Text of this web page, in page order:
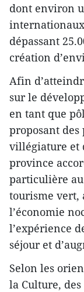
dont environ
dépassant
création
Afin
sur le
en tant que
proposant des
villégiature et
province
particulière
tourisme vert,
l’économie
l’expérience
séjour et
Selon les
la Culture,